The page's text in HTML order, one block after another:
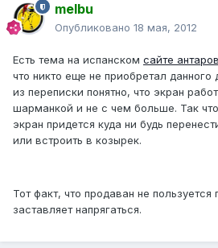
melbu
Опубликовано 18 мая, 2012
Есть тема на испанском сайте
что никто еще не приобретал данного
из переписки понятно, что экран
шарманкой и не с чем больше. Так
экран придется куда ни будь
или встроить в козырек.
Тот факт, что продаван не
заставляет напрягаться.